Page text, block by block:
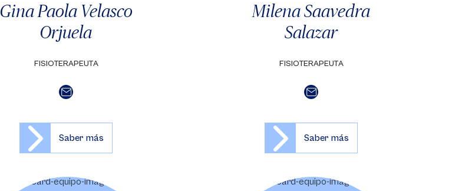
Gina Paola Velasco
Orjuela
FISIOTERAPEUTA
Saber más
Milena Saavedra
Salazar
FISIOTERAPEUTA
Saber más